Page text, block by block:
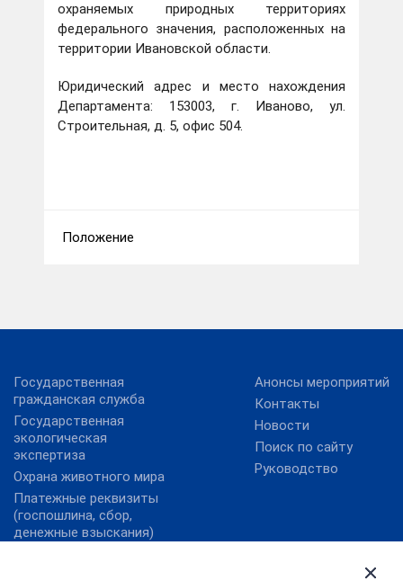
охраняемых природных территориях
федерального значения, расположенных на
территории Ивановской области.
Юридический адрес и место нахождения
Департамента: 153003, г. Иваново, ул.
Строительная, д. 5, офис 504.
Положение
Государственная
гражданская служба
Государственная
экологическая
экспертиза
Охрана животного мира
Платежные реквизиты
(госпошлина, сбор,
денежные взыскания)
Анонсы мероприятий
Контакты
Новости
Поиск по сайту
Руководство